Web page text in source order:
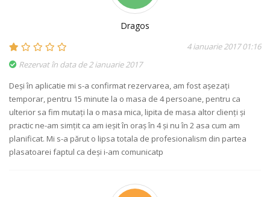
Dragos
4 ianuarie 2017 01:16
Rezervat în data de 2 ianuarie 2017
Deși în aplicatie mi s-a confirmat rezervarea, am fost așezați
temporar, pentru 15 minute la o masa de 4 persoane, pentru ca
ulterior sa fim mutați la o masa mica, lipita de masa altor clienți și
practic ne-am simțit ca am ieșit în oraș în 4 și nu în 2 asa cum am
planificat. Mi s-a părut o lipsa totala de profesionalism din partea
plasatoarei faptul ca deși i-am comunicatp